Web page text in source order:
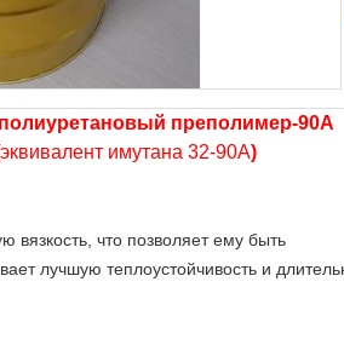
полиуретановый преполимер-90A
эквивалент имутана 32-90А)
что позволяет ему быть
лучшую теплоустойчивость и